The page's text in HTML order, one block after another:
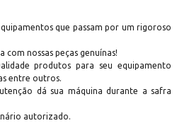
que passam por um rigoroso
com nossas peças genuínas!
produtos para seu equipamento
entre outros.
dá sua máquina durante a safra
autorizado.